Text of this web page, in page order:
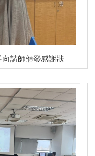
講師頒發感謝狀